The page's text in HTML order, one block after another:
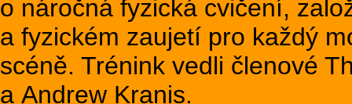
o náročná fyzická cvičení,
a fyzickém zaujetí pro každý
scéně. Trénink vedli členové
a Andrew Kranis.